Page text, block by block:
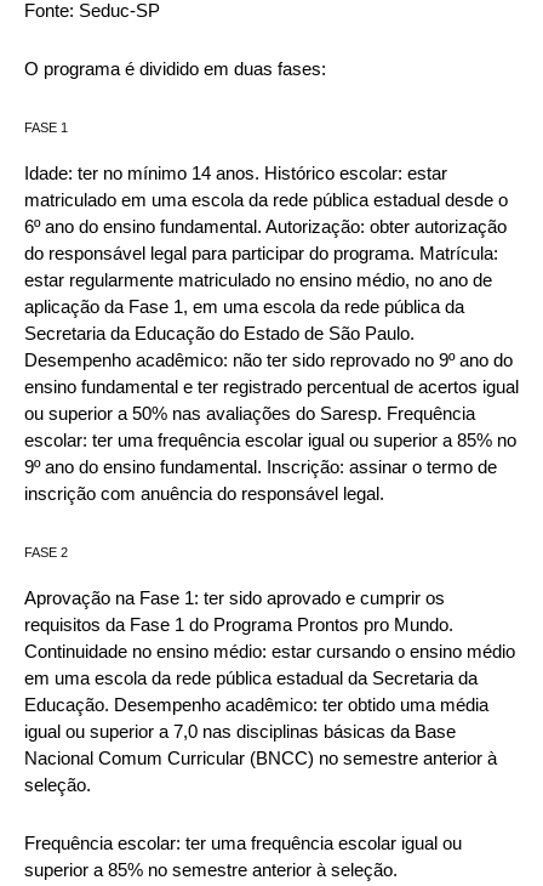
Fonte: Seduc-SP
O programa é dividido em duas fases:
FASE 1
Idade: ter no mínimo 14 anos. Histórico escolar: estar
matriculado em uma escola da rede pública estadual desde o
6º ano do ensino fundamental. Autorização: obter autorização
do responsável legal para participar do programa. Matrícula:
estar regularmente matriculado no ensino médio, no ano de
aplicação da Fase 1, em uma escola da rede pública da
Secretaria da Educação do Estado de São Paulo.
Desempenho acadêmico: não ter sido reprovado no 9º ano do
ensino fundamental e ter registrado percentual de acertos igual
ou superior a 50% nas avaliações do Saresp. Frequência
escolar: ter uma frequência escolar igual ou superior a 85% no
9º ano do ensino fundamental. Inscrição: assinar o termo de
inscrição com anuência do responsável legal.
FASE 2
Aprovação na Fase 1: ter sido aprovado e cumprir os
requisitos da Fase 1 do Programa Prontos pro Mundo.
Continuidade no ensino médio: estar cursando o ensino médio
em uma escola da rede pública estadual da Secretaria da
Educação. Desempenho acadêmico: ter obtido uma média
igual ou superior a 7,0 nas disciplinas básicas da Base
Nacional Comum Curricular (BNCC) no semestre anterior à
seleção.
Frequência escolar: ter uma frequência escolar igual ou
superior a 85% no semestre anterior à seleção.